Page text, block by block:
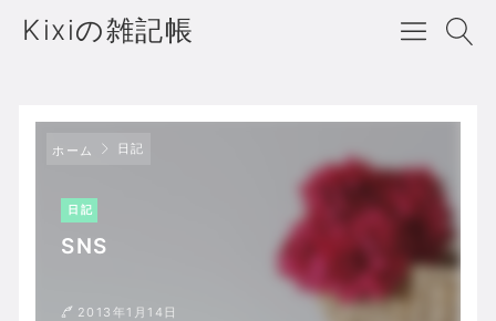
Kixiの雑記帳
ホーム 日記
日記
SNS
2013年1月14日